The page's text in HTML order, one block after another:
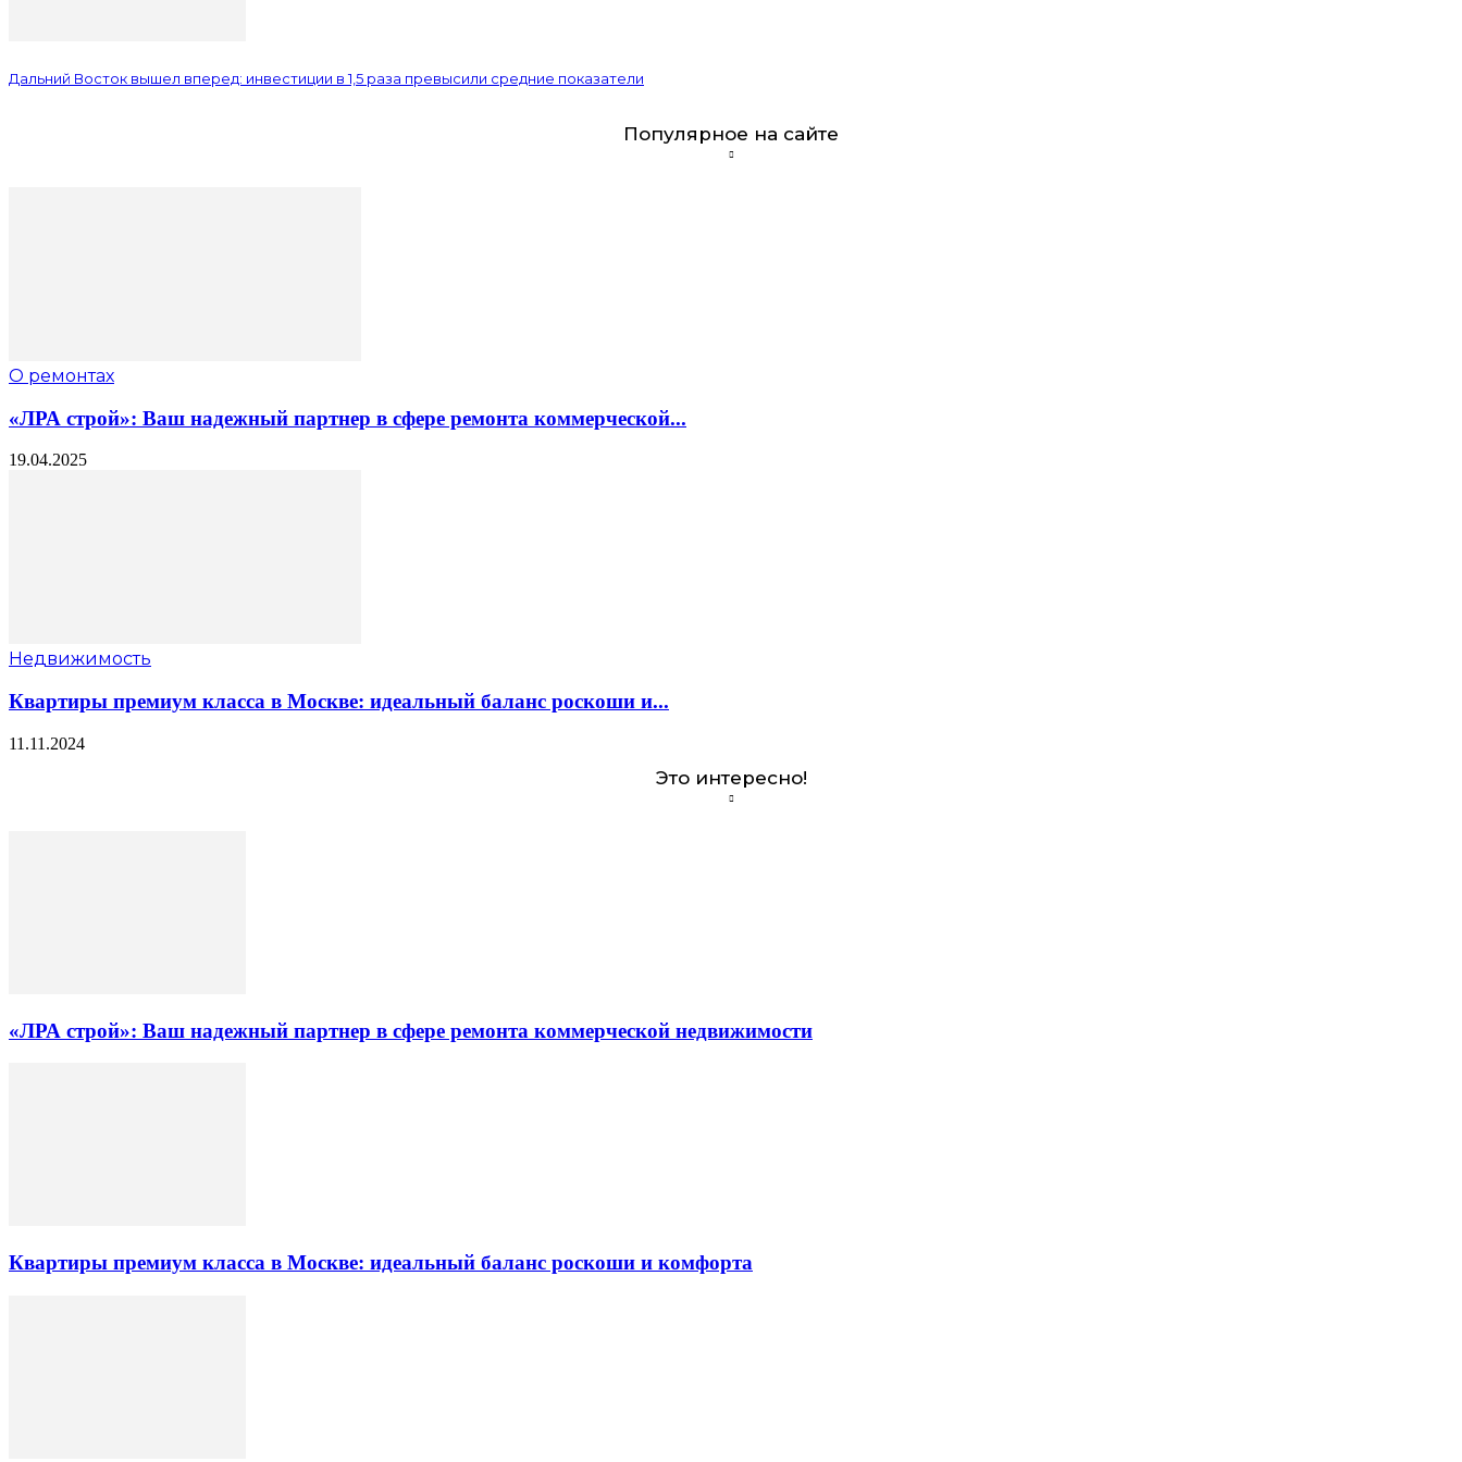
Дальний Восток вышел вперед: инвестиции в 1,5 раза превысили средние показатели
Популярное на сайте
О ремонтах
«ЛРА строй»: Ваш надежный партнер в сфере ремонта коммерческой...
19.04.2025
Недвижимость
Квартиры премиум класса в Москве: идеальный баланс роскоши и...
11.11.2024
Это интересно!
«ЛРА строй»: Ваш надежный партнер в сфере ремонта коммерческой недвижимости
Квартиры премиум класса в Москве: идеальный баланс роскоши и комфорта